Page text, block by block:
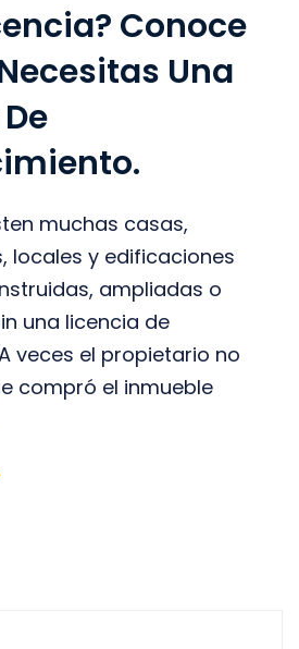
Conoce
Una
muchas casas,
locales y edificaciones
ampliadas o
una licencia de
veces el propietario no
compró el inmueble